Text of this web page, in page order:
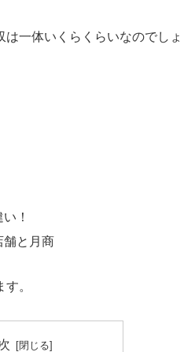
一体いくらくらいなのでしょ
！
舗と月商
。